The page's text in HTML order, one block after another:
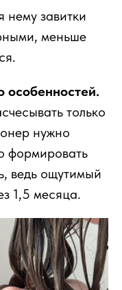
нему завитки
меньше
особенностей.
только
нужно
формировать
ведь ощутимый
1,5 месяца.